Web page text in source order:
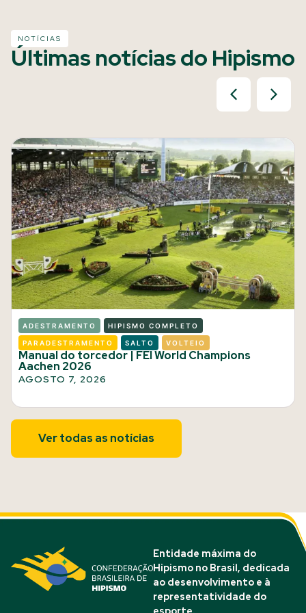
NOTÍCIAS
Últimas notícias do Hipismo
ADESTRAMENTO HIPISMO COMPLETO
PARADESTRAMENTO SALTO VOLTEIO
Manual do torcedor | FEI World Champions
Aachen 2026
AGOSTO 7, 2026
Ver todas as notícias
Entidade máxima do
Hipismo no Brasil, dedicada
ao desenvolvimento e à
representatividade do